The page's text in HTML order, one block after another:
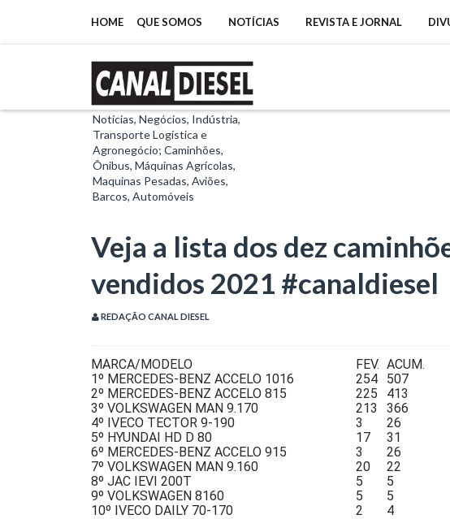
HOME QUE SOMOS NOTÍCIAS REVISTA E JORNAL
Notícias, Negócios, Indústria,
Transporte Logística e
Agronegócio; Caminhões,
Ônibus, Máquinas Agrícolas,
Maquinas Pesadas, Aviões,
Barcos, Automóveis
Veja a lista dos dez
vendidos 2021 #canaldiesel
REDAÇÃO CANAL DIESEL
MARCA/MODELO FEV. ACUM.
1º MERCEDES-BENZ ACCELO 1016
254
507
2º MERCEDES-BENZ ACCELO 815
225
413
3º VOLKSWAGEN MAN 9.170
213
366
4º IVECO TECTOR 9-190
3
26
5º HYUNDAI HD D 80
17
31
6º MERCEDES-BENZ ACCELO 915
3
26
7º VOLKSWAGEN MAN 9.160
20
22
8º JAC IEVI 200T
5
5
9º VOLKSWAGEN 8160
5
5
10º IVECO DAILY 70-170
2 4